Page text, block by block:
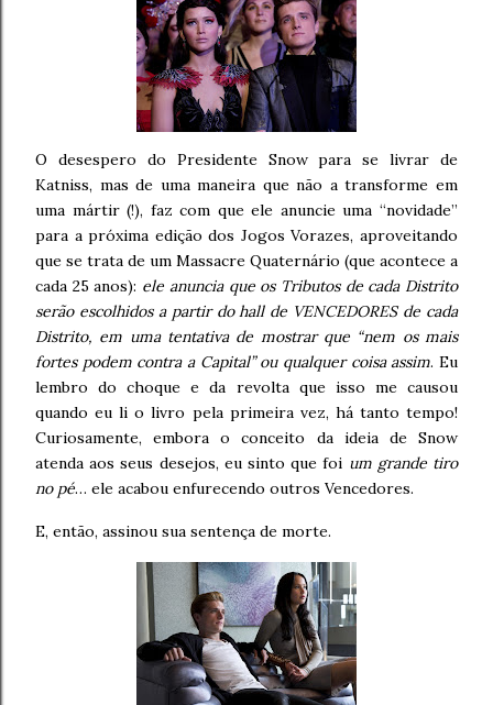
O desespero do Presidente Snow para se livrar de
Katniss, mas de uma maneira que não a transforme em
uma mártir (!), faz com que ele anuncie uma “novidade”
para a próxima edição dos Jogos Vorazes, aproveitando
que se trata de um Massacre Quaternário (que acontece a
cada 25 anos): ele anuncia que os Tributos de cada Distrito
serão escolhidos a partir do hall de VENCEDORES de cada
Distrito, em uma tentativa de mostrar que “nem os mais
fortes podem contra a Capital” ou qualquer coisa assim. Eu
lembro do choque e da revolta que isso me causou
quando eu li o livro pela primeira vez, há tanto tempo!
Curiosamente, embora o conceito da ideia de Snow
atenda aos seus desejos, eu sinto que foi um grande tiro
no pé… ele acabou enfurecendo outros Vencedores.
E, então, assinou sua sentença de morte.